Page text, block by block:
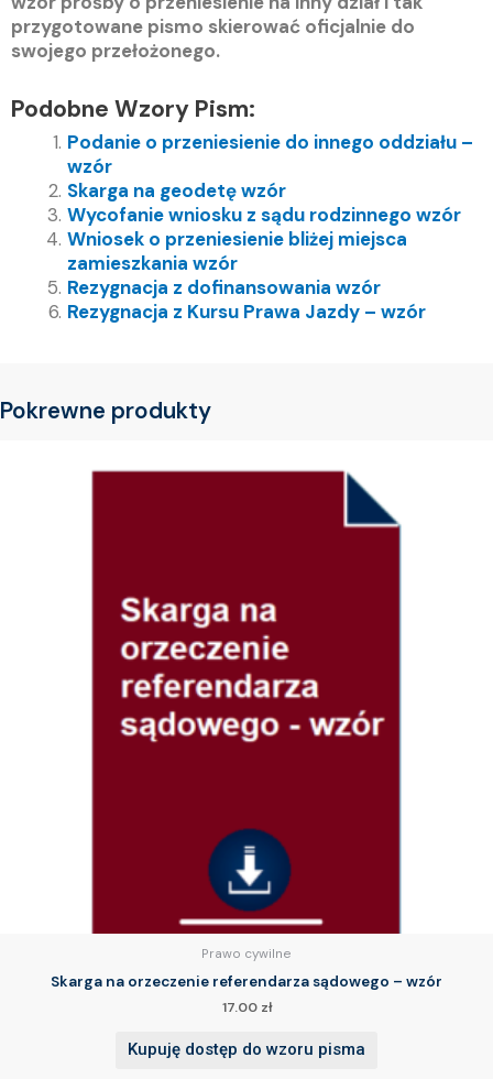
przygotowane pismo skierować oficjalnie do
swojego przełożonego.
Podobne Wzory Pism:
Podanie o przeniesienie do innego oddziału –
wzór
Skarga na geodetę wzór
Wycofanie wniosku z sądu rodzinnego wzór
Wniosek o przeniesienie bliżej miejsca
zamieszkania wzór
Rezygnacja z dofinansowania wzór
Rezygnacja z Kursu Prawa Jazdy – wzór
Pokrewne produkty
Prawo cywilne
Skarga na orzeczenie referendarza sądowego – wzór
17.00 zł
Kupuję dostęp do wzoru pisma